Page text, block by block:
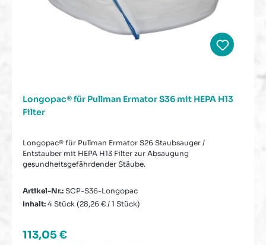
Longopac® für Pullman Ermator S36 mit HEPA H13
Filter
Longopac® für Pullman Ermator S26 Staubsauger /
Entstauber mit HEPA H13 Filter zur Absaugung
gesundheitsgefährdender Stäube.
Artikel-Nr.: SCP-S36-Longopac
Inhalt: 4 Stück (28,26 € / 1 Stück)
Regulärer Preis:
113,05 €